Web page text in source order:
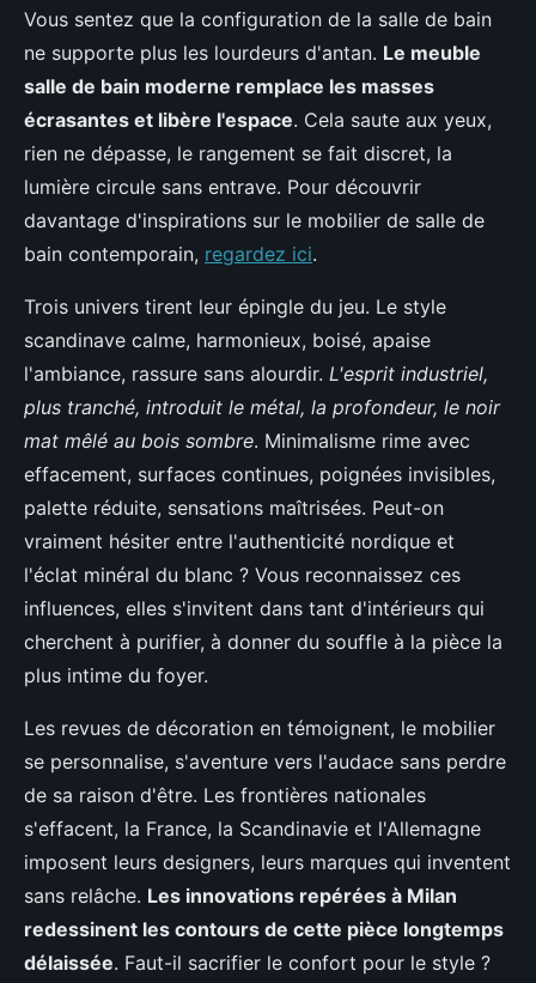
Vous sentez que la configuration de la salle de bain
ne supporte plus les lourdeurs d'antan. Le meuble
salle de bain moderne remplace les masses
écrasantes et libère l'espace. Cela saute aux yeux,
rien ne dépasse, le rangement se fait discret, la
lumière circule sans entrave. Pour découvrir
davantage d'inspirations sur le mobilier de salle de
bain contemporain, regardez ici.
Trois univers tirent leur épingle du jeu. Le style
scandinave calme, harmonieux, boisé, apaise
l'ambiance, rassure sans alourdir. L'esprit industriel,
plus tranché, introduit le métal, la profondeur, le noir
mat mêlé au bois sombre. Minimalisme rime avec
effacement, surfaces continues, poignées invisibles,
palette réduite, sensations maîtrisées. Peut-on
vraiment hésiter entre l'authenticité nordique et
l'éclat minéral du blanc ? Vous reconnaissez ces
influences, elles s'invitent dans tant d'intérieurs qui
cherchent à purifier, à donner du souffle à la pièce la
plus intime du foyer.
Les revues de décoration en témoignent, le mobilier
se personnalise, s'aventure vers l'audace sans perdre
de sa raison d'être. Les frontières nationales
s'effacent, la France, la Scandinavie et l'Allemagne
imposent leurs designers, leurs marques qui inventent
sans relâche. Les innovations repérées à Milan
redessinent les contours de cette pièce longtemps
délaissée. Faut-il sacrifier le confort pour le style ?